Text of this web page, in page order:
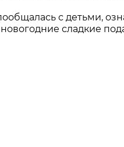
с детьми,
сладкие